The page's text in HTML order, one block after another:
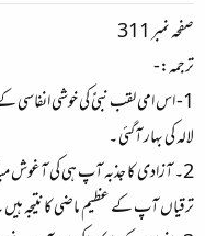
صفحہ نمبر 311
ترجمہ:-
1- اس امی لقب نبیًً کی خوشی
لالہ کی بہار آگئی ۔
2۔ آزادی کا جذبہ آپ ہی کی آغوش
ترقیاں آپ کے عظیم ماضی کا نتیجہ